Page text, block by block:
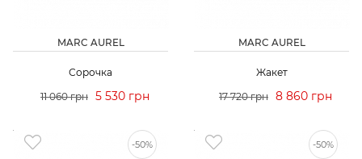
MARC AUREL
Сорочка
11 060 грн 5 530 грн
MARC AUREL
Жакет
17 720 грн 8 860 грн
-50% -50%